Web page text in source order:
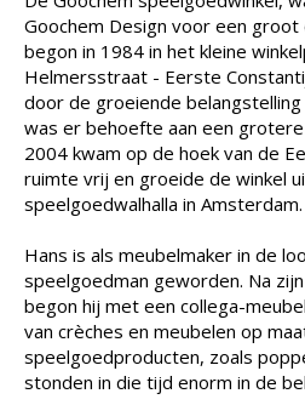
Goochem Design voor een
begon in 1984 in het kleine
Helmersstraat - Eerste
door de groeiende
was er behoefte aan een
2004 kwam op de hoek van de
ruimte vrij en groeide de winkel
speelgoedwalhalla in Amsterdam.
Hans is als meubelmaker in de
speelgoedman geworden. Na
begon hij met een collega-
van crèches en meubelen op
speelgoedproducten, zoals
stonden in die tijd enorm in de